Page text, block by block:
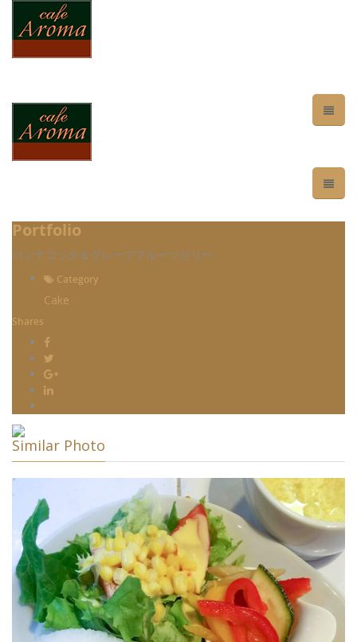
Portfolio
パンナコッタ＆グレープフルーツゼリー
Category
Cake
Shares
Similar Photo